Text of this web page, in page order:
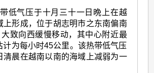
低气压于十月三十一日晩上在越
上形成，位于胡志明市之东南偏南
致向西缓慢移动，其中心附近最
计为每小时45公里。该热带低气压
清晨在越南以南的海域上减弱为一